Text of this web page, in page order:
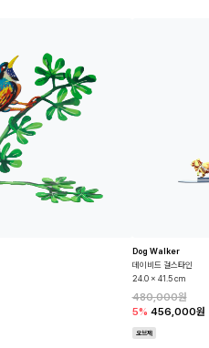
Dog Walker
데이비드 걸스타인
24.0 x 41.5 cm
480,000원
5% 456,000원
오브제